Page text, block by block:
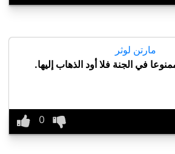
مارتن لوثر
في الجنة فلا أود الذهاب إليها.